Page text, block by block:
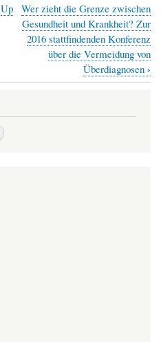
Up
Wer zieht die Grenze zwischen
Gesundheit und Krankheit? Zur
2016 stattfindenden Konferenz
über die Vermeidung von
Überdiagnosen ›